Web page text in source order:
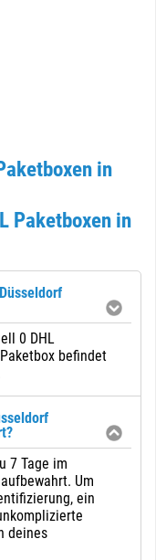
in
Paketboxen in
0 DHL
befindet
7 Tage im
Um
ein
deines